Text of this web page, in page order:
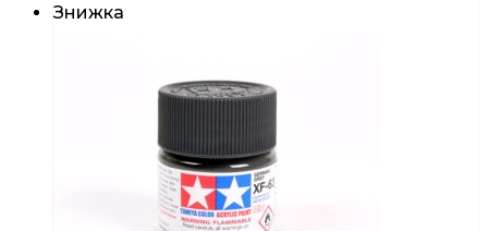
Знижка